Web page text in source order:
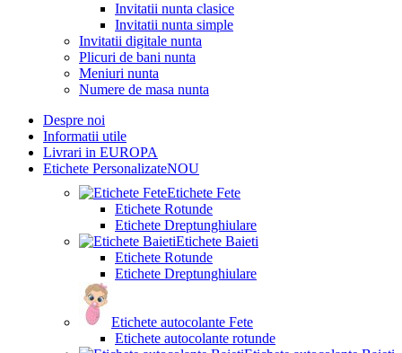
Invitatii nunta clasice
Invitatii nunta simple
Invitatii digitale nunta
Plicuri de bani nunta
Meniuri nunta
Numere de masa nunta
Despre noi
Informatii utile
Livrari in EUROPA
Etichete PersonalizateNOU
Etichete Fete
Etichete Rotunde
Etichete Dreptunghiulare
Etichete Baieti
Etichete Rotunde
Etichete Dreptunghiulare
Etichete autocolante Fete
Etichete autocolante rotunde